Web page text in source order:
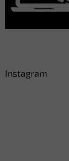
Instagram